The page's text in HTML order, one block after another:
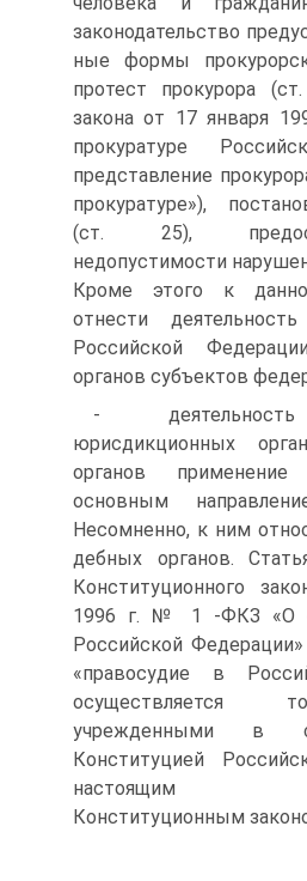
законодательство
ные формы
протест прокурора
закона от 17 января
проку­ратуре
представление
прокуратуре»),
(ст. 25),
недопустимости
Кроме этого к
отнести
Российской
органов субъ­ектов
-
юрисдикционных
органов
основным
Несомненно, к ним
дебных органов.
Конституционного
1996 г. № 1 -ФКЗ «О
Россий­ской
«правосудие в
осуществляется
учрежденными в
Конституцией
настоящим
Конституционным